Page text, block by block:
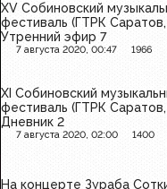
XV Собиновский
фестиваль (ГТРК
Утренний эфир 7
7 августа 2020, 00:47 1966
XI Собиновский
фестиваль (ГТРК Саратов,
Дневник 2
7 августа 2020, 02:00 1400
На концерте Зураба